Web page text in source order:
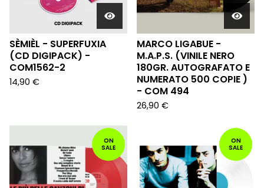
SÈMIÈL - SUPERFUXIA
(CD DIGIPACK) -
COM1562-2
14,90 €
MARCO LIGABUE -
M.A.P.S. (VINILE NERO
180GR. AUTOGRAFATO E
NUMERATO 500 COPIE )
- COM 494
26,90 €
ON
SALE
ON
SALE